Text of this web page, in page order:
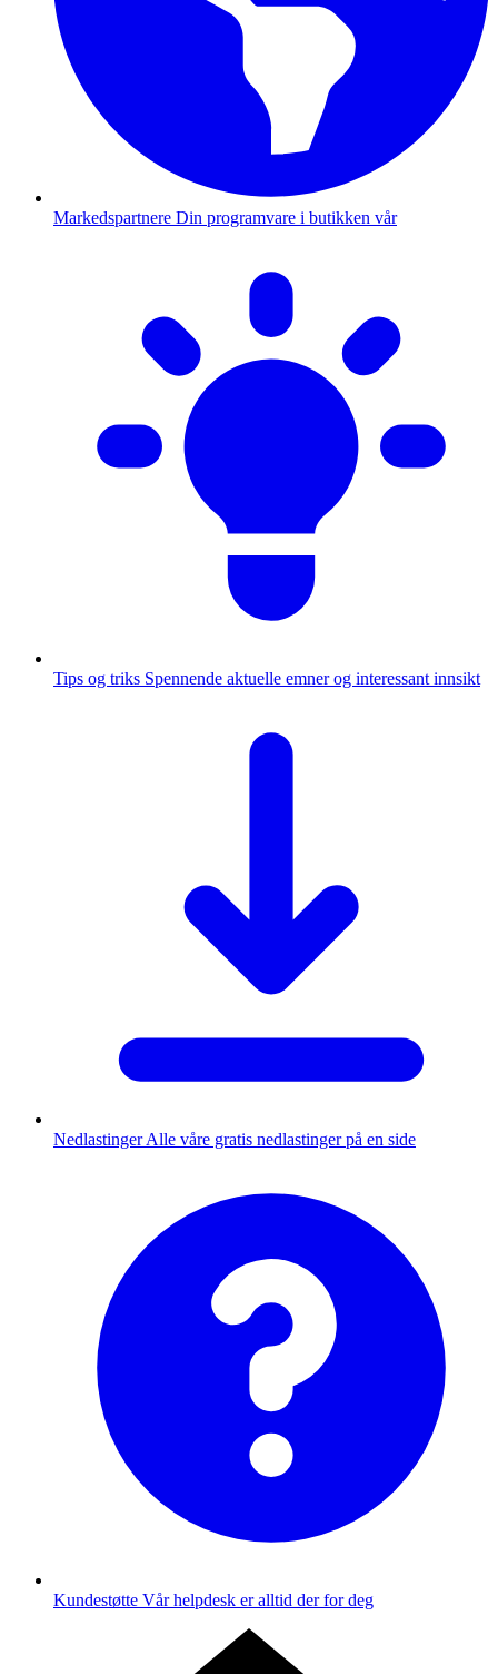
Markedspartnere Din programvare i butikken vår
Tips og triks Spennende aktuelle emner og interessant innsikt
Nedlastinger Alle våre gratis nedlastinger på en side
Kundestøtte Vår helpdesk er alltid der for deg